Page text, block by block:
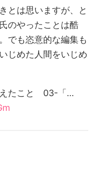
とは思いますが、と
のやったことは酷
でも恣意的な編集も
じめた人間をいじめ
えたこと 03-「…